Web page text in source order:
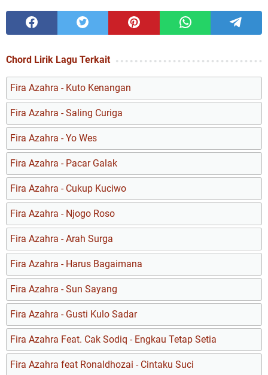
Chord Lirik Lagu Terkait
Fira Azahra - Kuto Kenangan
Fira Azahra - Saling Curiga
Fira Azahra - Yo Wes
Fira Azahra - Pacar Galak
Fira Azahra - Cukup Kuciwo
Fira Azahra - Njogo Roso
Fira Azahra - Arah Surga
Fira Azahra - Harus Bagaimana
Fira Azahra - Sun Sayang
Fira Azahra - Gusti Kulo Sadar
Fira Azahra Feat. Cak Sodiq - Engkau Tetap Setia
Fira Azahra feat Ronaldhozai - Cintaku Suci